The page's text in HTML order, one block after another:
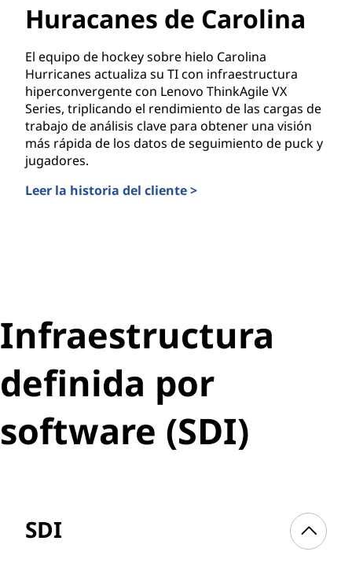
Huracanes de Carolina
El equipo de hockey sobre hielo Carolina
Hurricanes actualiza su TI con infraestructura
hiperconvergente con Lenovo ThinkAgile VX
Series, triplicando el rendimiento de las cargas de
trabajo de análisis clave para obtener una visión
más rápida de los datos de seguimiento de puck y
jugadores.
Leer la historia del cliente >
Infraestructura
definida por
software (SDI)
SDI